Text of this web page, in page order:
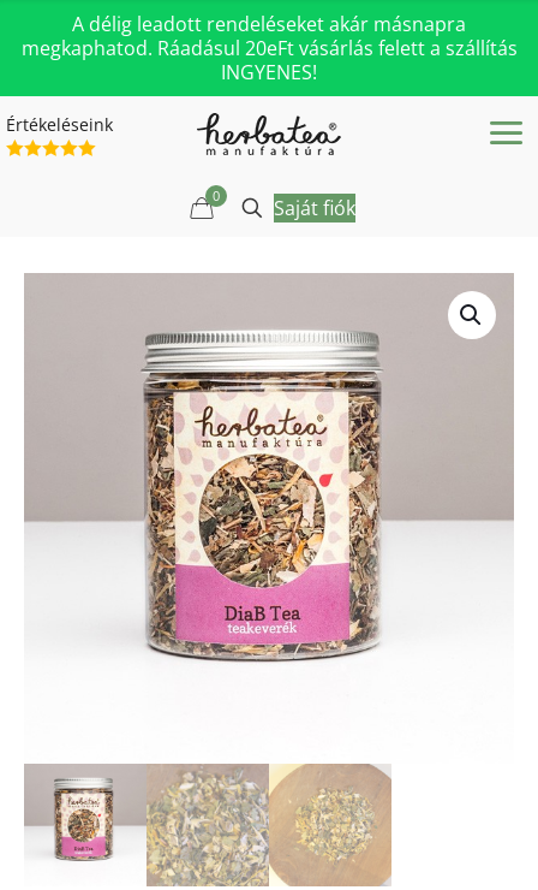
A délig leadott rendeléseket akár másnapra
megkaphatod. Ráadásul 20eFt vásárlás felett a szállítás
INGYENES!
Értékeléseink
0 Saját fiók